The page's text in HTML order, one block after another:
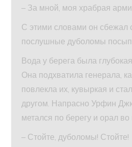
– За мной, моя храбрая
С этими словами он сбежал
послушные дуболомы
Вода у берега была
Она подхватила генерала,
повлекла их, кувыркая и
другом. Напрасно Урфин
метался по берегу и орал во
– Стойте, дуболомы! Стойте!